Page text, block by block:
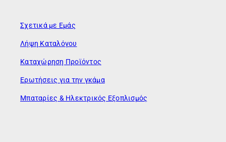
Σχετικά με Εμάς
Λήψη Καταλόγου
Καταχώρηση Προϊόντος
Ερωτήσεις για την γκάμα
Μπαταρίες & Ηλεκτρικός Εξοπλισμός